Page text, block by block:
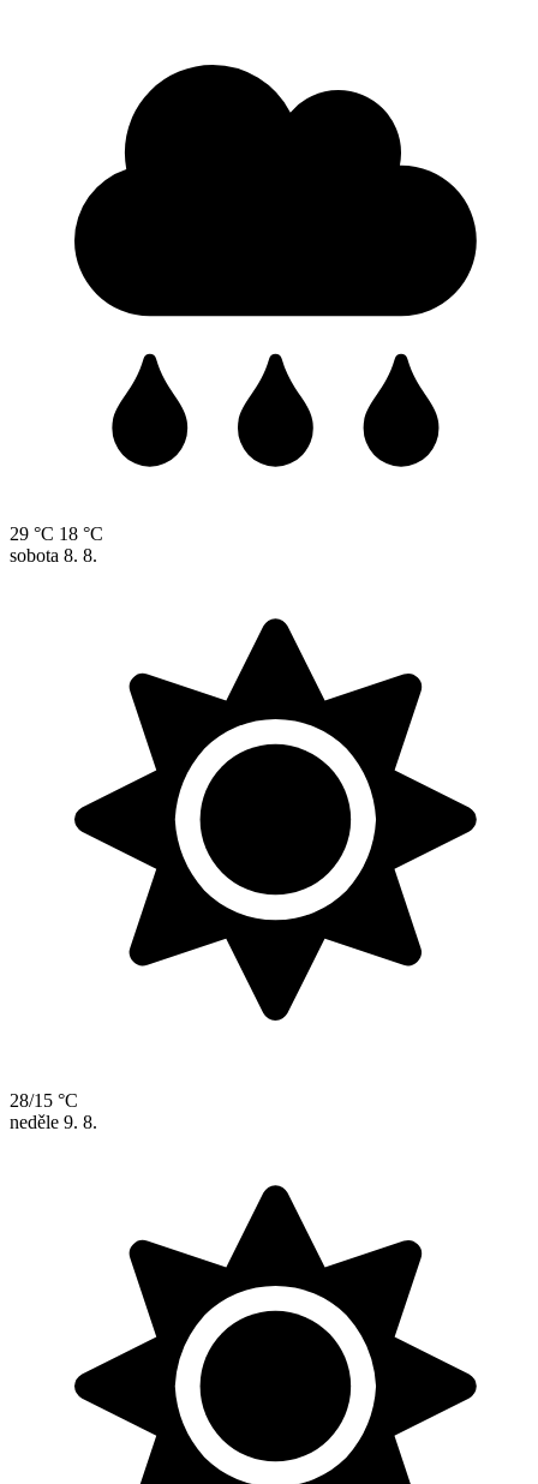
29 °C 18 °C
sobota 8. 8.
28/15 °C
neděle 9. 8.